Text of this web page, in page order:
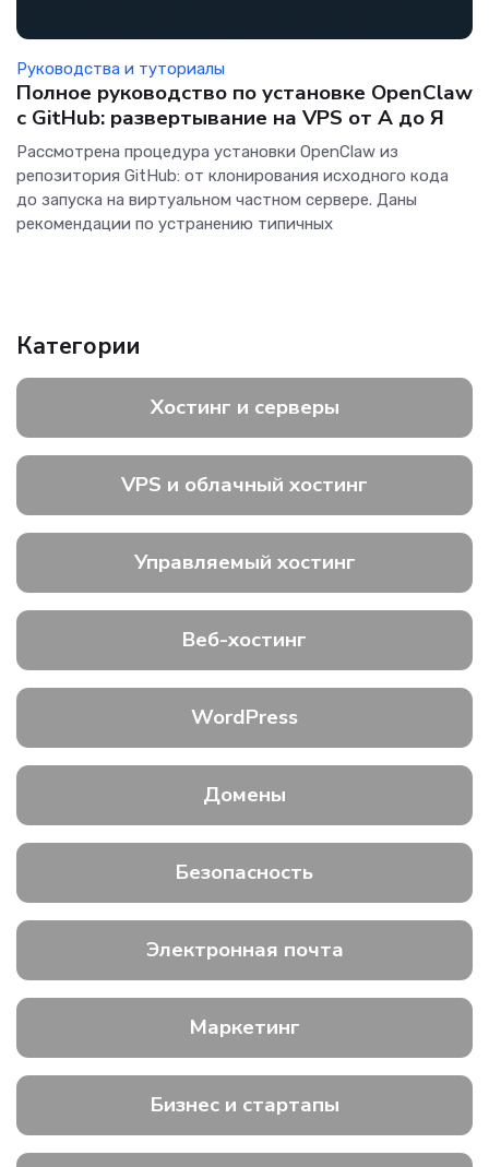
Руководства и туториалы
Полное руководство по установке OpenClaw
с GitHub: развертывание на VPS от А до Я
Рассмотрена процедура установки OpenClaw из
репозитория GitHub: от клонирования исходного кода
до запуска на виртуальном частном сервере. Даны
рекомендации по устранению типичных
Категории
Хостинг и серверы
VPS и облачный хостинг
Управляемый хостинг
Веб-хостинг
WordPress
Домены
Безопасность
Электронная почта
Маркетинг
Бизнес и стартапы